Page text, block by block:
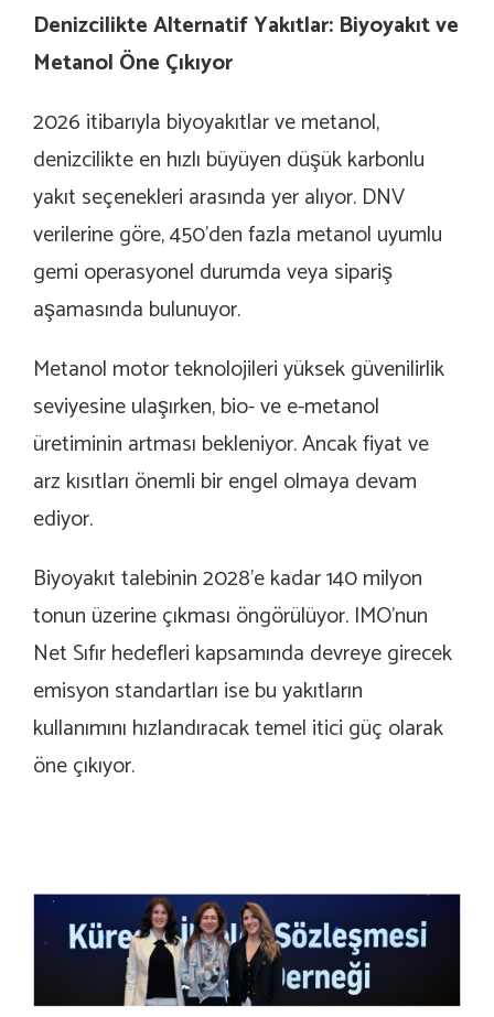
Denizcilikte Alternatif Yakıtlar: Biyoyakıt ve
Metanol Öne Çıkıyor
2026 itibarıyla biyoyakıtlar ve metanol,
denizcilikte en hızlı büyüyen düşük karbonlu
yakıt seçenekleri arasında yer alıyor. DNV
verilerine göre, 450’den fazla metanol uyumlu
gemi operasyonel durumda veya sipariş
aşamasında bulunuyor.
Metanol motor teknolojileri yüksek güvenilirlik
seviyesine ulaşırken, bio- ve e-metanol
üretiminin artması bekleniyor. Ancak fiyat ve
arz kısıtları önemli bir engel olmaya devam
ediyor.
Biyoyakıt talebinin 2028’e kadar 140 milyon
tonun üzerine çıkması öngörülüyor. IMO’nun
Net Sıfır hedefleri kapsamında devreye girecek
emisyon standartları ise bu yakıtların
kullanımını hızlandıracak temel itici güç olarak
öne çıkıyor.